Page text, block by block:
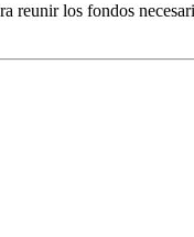
reunir los fondos